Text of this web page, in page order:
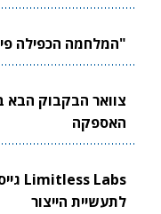
"המלחמה הכפילה פי 5 את שוק הייצור המיידי"
האספקה
לתעשיית הייצור